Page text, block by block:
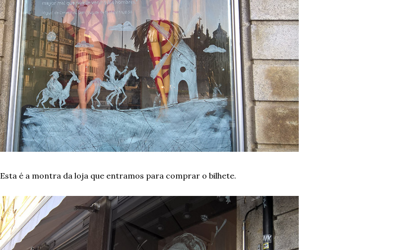
Esta é a montra da loja que entramos para comprar o bilhete.